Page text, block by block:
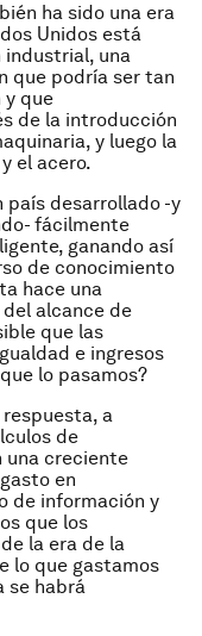
ha sido una era
Unidos está
industrial, una
que podría ser tan
y que
de la introducción
y luego la
el acero.
país desarrollado -y
fácilmente
ganando así
de conocimiento
hace una
alcance de
que las
e ingresos
lo pasamos?
a
de
una creciente
en
de información y
que los
la era de la
lo que gastamos
se habrá